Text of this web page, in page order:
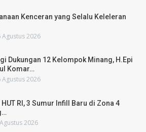
Kenceran yang Selalu Keleleran
Agustus 2026
Dukungan 12 Kelompok Minang, H.Epi
Komar…
Agustus 2026
RI, 3 Sumur Infill Baru di Zona 4
2026